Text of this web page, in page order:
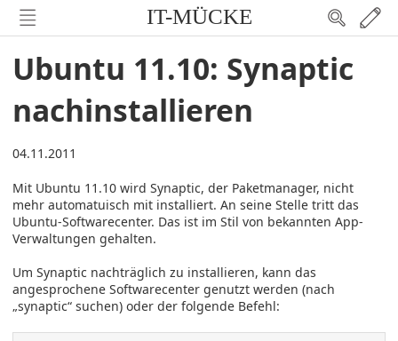
IT-MÜCKE
Ubuntu 11.10: Synaptic
nachinstallieren
04.11.2011
Mit Ubuntu 11.10 wird Synaptic, der Paketmanager, nicht
mehr automatuisch mit installiert. An seine Stelle tritt das
Ubuntu-Softwarecenter. Das ist im Stil von bekannten App-
Verwaltungen gehalten.
Um Synaptic nachträglich zu installieren, kann das
angesprochene Softwarecenter genutzt werden (nach
„synaptic“ suchen) oder der folgende Befehl: